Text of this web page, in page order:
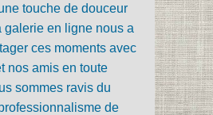
touche de douceur
galerie en ligne nous a
ces moments avec
nos amis en toute
sommes ravis du
de